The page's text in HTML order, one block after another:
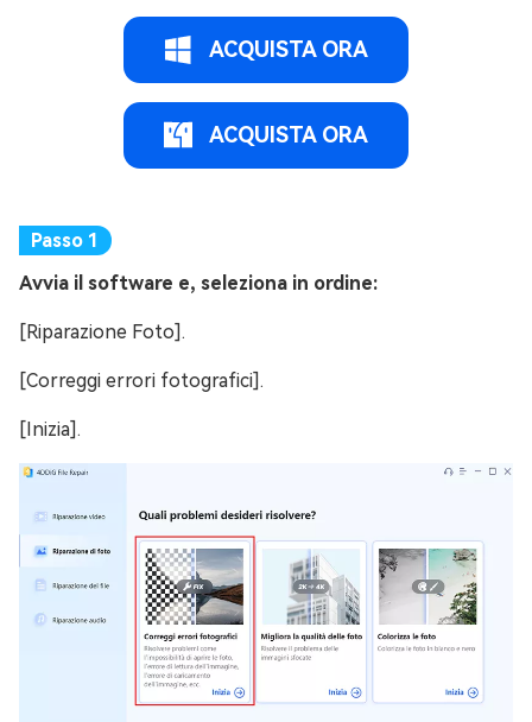
ACQUISTA ORA
ACQUISTA ORA
Avvia il software e, seleziona in ordine:
[Riparazione Foto].
[Correggi errori fotografici].
[Inizia].